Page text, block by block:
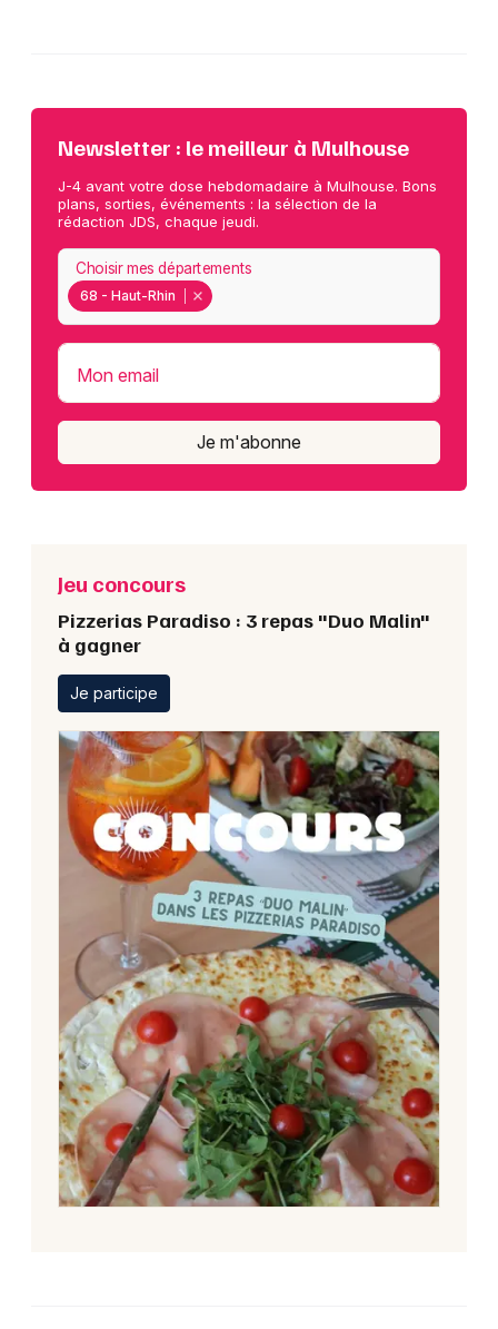
Newsletter : le meilleur à Mulhouse
J-4 avant votre dose hebdomadaire à Mulhouse. Bons
plans, sorties, événements : la sélection de la
rédaction JDS, chaque jeudi.
68 - Haut-Rhin
Choisir mes départements
Mon email
Je m'abonne
Jeu concours
Pizzerias Paradiso : 3 repas "Duo Malin"
à gagner
Je participe